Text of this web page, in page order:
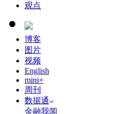
观点
博客
图片
视频
English
mini+
周刊
数据通
金融我闻